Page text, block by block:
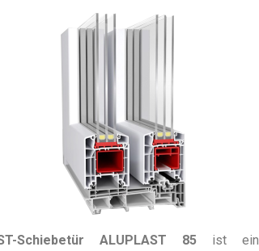
Schiebetür ALUPLAST 85ist ein